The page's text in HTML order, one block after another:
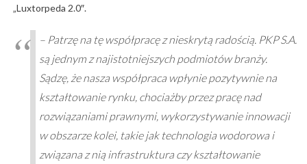
„Luxtorpeda 2.0″.
– Patrzę na tę współpracę z nieskrytą radością. PKP S.A.
są jednym z najistotniejszych podmiotów branży.
Sądzę, że nasza współpraca wpłynie pozytywnie na
kształtowanie rynku, chociażby przez pracę nad
rozwiązaniami prawnymi, wykorzystywanie innowacji
w obszarze kolei, takie jak technologia wodorowa i
związana z nią infrastruktura czy kształtowanie